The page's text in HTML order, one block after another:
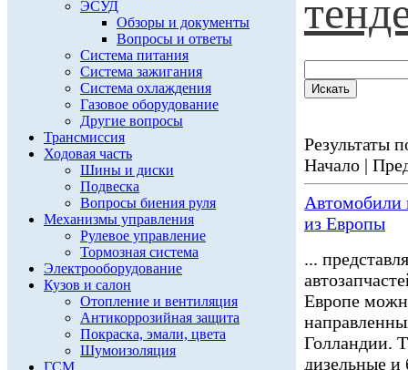
ЭСУД
Обзоры и документы
Вопросы и ответы
Система питания
Система зажигания
Система охлаждения
Газовое оборудование
Другие вопросы
Трансмиссия
Ходовая часть
Шины и диски
Подвеска
Вопросы биения руля
Механизмы управления
Рулевое управление
Тормозная система
Электрооборудование
Кузов и салон
Отопление и вентиляция
Антикоррозийная защита
Покраска, эмали, цвета
Шумоизоляция
ГСМ
Результаты
Начало |
Автомобили
из Европы
...
Европе
Голландии.
дизельные